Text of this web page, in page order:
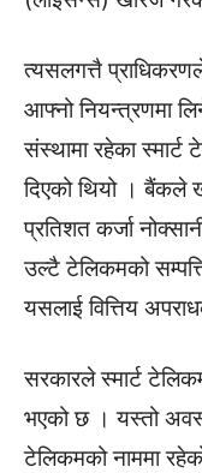
त्यसलगत्तै प्राधिकरणले
आफ्नो नियन्त्रणमा
संस्थामा रहेका स्मार्ट
दिएको थियो । बैंकले
प्रतिशत कर्जा
उल्टै टेलिकमको
यसलाई वित्तिय
सरकारले स्मार्ट
भएको छ । यस्तो
टेलिकमको नाममा